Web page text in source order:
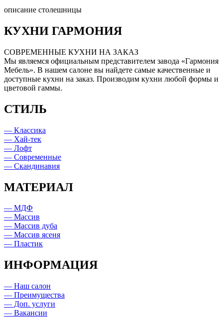
описание столешницы
КУХНИ ГАРМОНИЯ
СОВРЕМЕННЫЕ КУХНИ НА ЗАКАЗ
Мы являемся официальным представителем завода «Гармония
Мебель». В нашем салоне вы найдете самые качественные и
доступные кухни на заказ. Производим кухни любой формы и
цветовой гаммы.
СТИЛЬ
— Классика
— Хай-тек
— Лофт
— Современные
— Скандинавия
МАТЕРИАЛ
— МДФ
— Массив
— Массив дуба
— Массив ясеня
— Пластик
ИНФОРМАЦИЯ
— Наш салон
— Преимущества
— Доп. услуги
— Вакансии